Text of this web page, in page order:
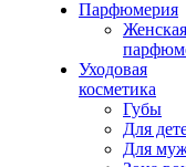
Парфюмерия
Женская
Уходовая
косметика
Губы
Для
Для